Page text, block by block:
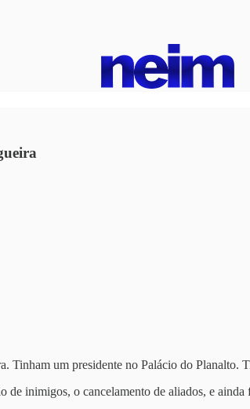
Tinham um presidente no Palácio do Planalto.
de inimigos, o cancelamento de aliados, e